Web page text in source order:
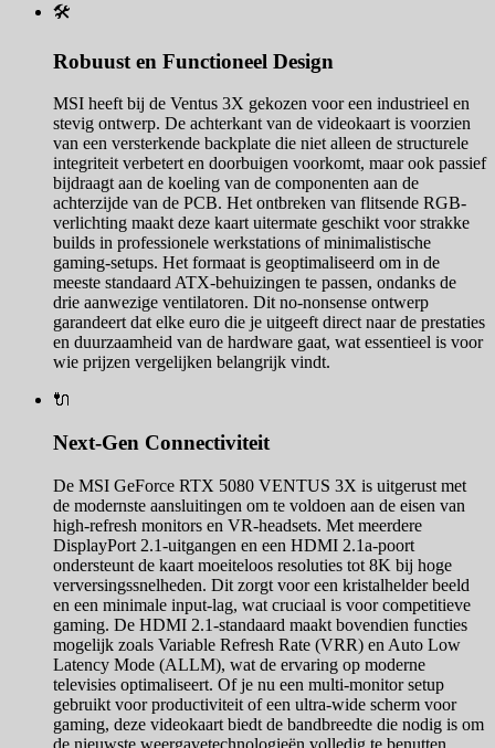
🛠️
Robuust en Functioneel Design
MSI heeft bij de Ventus 3X gekozen voor een industrieel en
stevig ontwerp. De achterkant van de videokaart is voorzien
van een versterkende backplate die niet alleen de structurele
integriteit verbetert en doorbuigen voorkomt, maar ook passief
bijdraagt aan de koeling van de componenten aan de
achterzijde van de PCB. Het ontbreken van flitsende RGB-
verlichting maakt deze kaart uitermate geschikt voor strakke
builds in professionele werkstations of minimalistische
gaming-setups. Het formaat is geoptimaliseerd om in de
meeste standaard ATX-behuizingen te passen, ondanks de
drie aanwezige ventilatoren. Dit no-nonsense ontwerp
garandeert dat elke euro die je uitgeeft direct naar de prestaties
en duurzaamheid van de hardware gaat, wat essentieel is voor
wie prijzen vergelijken belangrijk vindt.
🔌
Next-Gen Connectiviteit
De MSI GeForce RTX 5080 VENTUS 3X is uitgerust met
de modernste aansluitingen om te voldoen aan de eisen van
high-refresh monitors en VR-headsets. Met meerdere
DisplayPort 2.1-uitgangen en een HDMI 2.1a-poort
ondersteunt de kaart moeiteloos resoluties tot 8K bij hoge
verversingssnelheden. Dit zorgt voor een kristalhelder beeld
en een minimale input-lag, wat cruciaal is voor competitieve
gaming. De HDMI 2.1-standaard maakt bovendien functies
mogelijk zoals Variable Refresh Rate (VRR) en Auto Low
Latency Mode (ALLM), wat de ervaring op moderne
televisies optimaliseert. Of je nu een multi-monitor setup
gebruikt voor productiviteit of een ultra-wide scherm voor
gaming, deze videokaart biedt de bandbreedte die nodig is om
de nieuwste weergavetechnologieën volledig te benutten.